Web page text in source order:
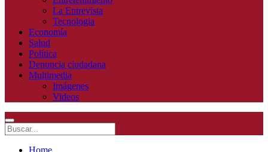
La Entrevista
Tecnologia
Economía
Salud
Política
Denuncia ciudadana
Multimedia
Imágenes
Videos
Home